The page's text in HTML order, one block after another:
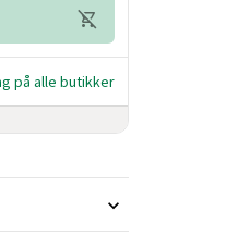
på alle butikker